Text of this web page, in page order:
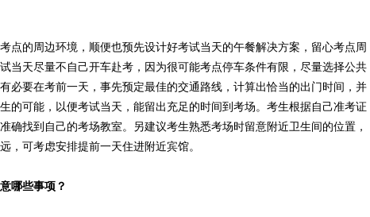
的周边环境，顺便也预先设计好考试当天的午餐解决方案，留心考点周
当天尽量不自己开车赴考，因为很可能考点停车条件有限，尽量选择公共
必要在考前一天，事先预定最佳的交通路线，计算出恰当的出门时间，并
的可能，以便考试当天，能留出充足的时间到考场。考生根据自己准考证
确找到自己的考场教室。另建议考生熟悉考场时留意附近卫生间的位置，
，可考虑安排提前一天住进附近宾馆。
哪些事项？